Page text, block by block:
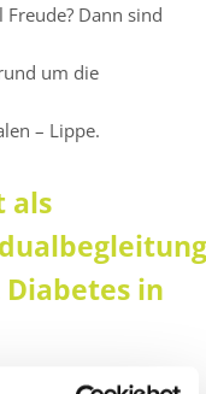
Dann sind
um die
– Lippe.
als
in